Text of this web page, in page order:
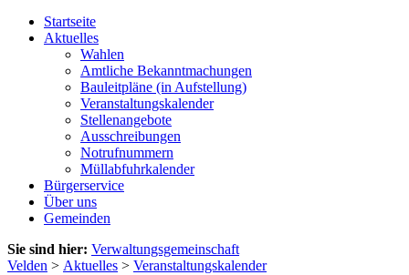
Startseite
Aktuelles
Wahlen
Amtliche Bekanntmachungen
Bauleitpläne (in Aufstellung)
Veranstaltungskalender
Stellenangebote
Ausschreibungen
Notrufnummern
Müllabfuhrkalender
Bürgerservice
Über uns
Gemeinden
Sie sind hier: Verwaltungsgemeinschaft
Velden > Aktuelles > Veranstaltungskalender